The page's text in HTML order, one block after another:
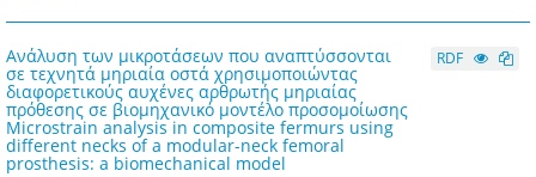
Ανάλυση των μικροτάσεων που αναπτύσσονται
σε τεχνητά μηριαία οστά χρησιμοποιώντας
διαφορετικούς αυχένες αρθρωτής μηριαίας
πρόθεσης σε βιομηχανικό μοντέλο προσομοίωσης
Microstrain analysis in composite fermurs using
different necks of a modular-neck femoral
prosthesis: a biomechanical model
RDF